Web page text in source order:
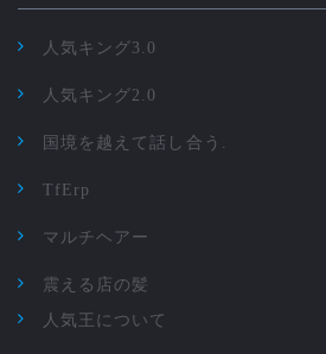
人気キング3.0
人気キング2.0
国境を越えて話し合う.
TfErp
マルチヘアー
震える店の髪
人気王について